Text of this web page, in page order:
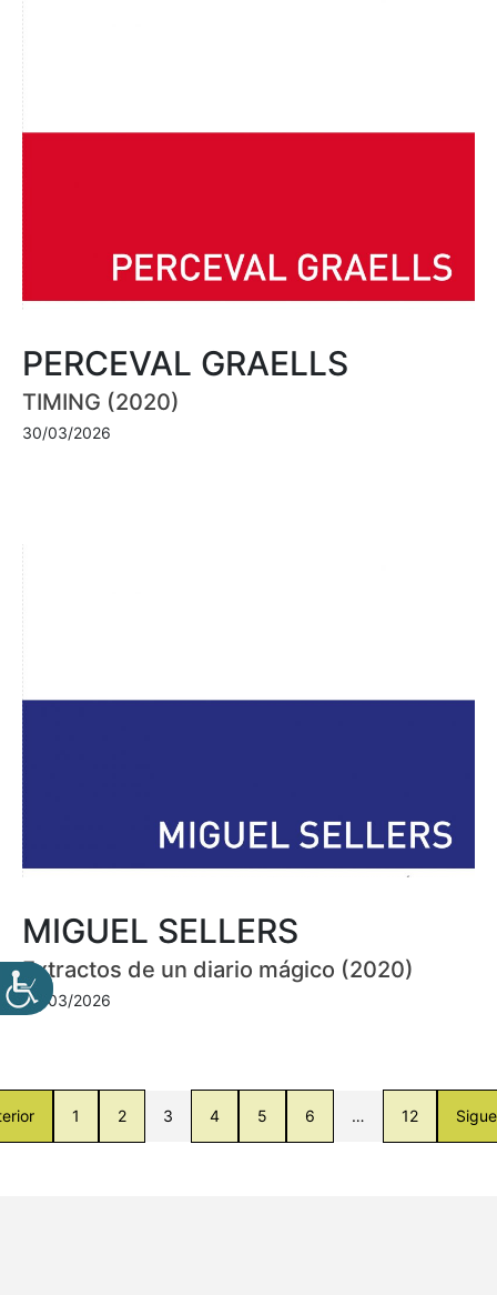
PERCEVAL GRAELLS
TIMING (2020)
30/03/2026
MIGUEL SELLERS
Extractos de un diario mágico (2020)
30/03/2026
1 2 3 4 5 6 … 12